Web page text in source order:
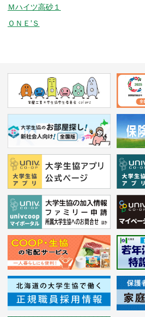
Ｍハイツ高砂１
ＯＮＥ’Ｓ